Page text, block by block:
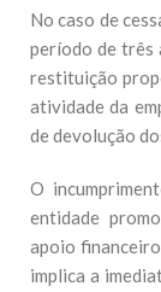
No caso de
período de três
restituição
atividade da
de devolução
O
entidade
apoio
implica a